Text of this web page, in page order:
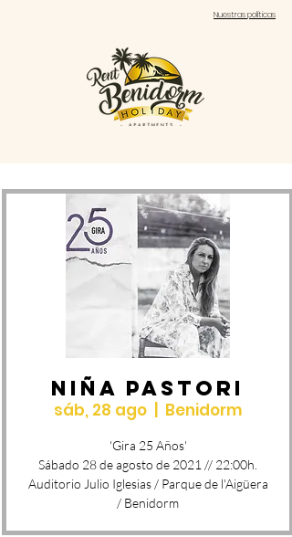
Nuestras políticas
NIÑA PASTORI
sáb, 28 ago
  |
Benidorm
'Gira 25 Años'
Sábado 28 de agosto de 2021 // 22:00h.
Auditorio Julio Iglesias / Parque de l'Aigüera